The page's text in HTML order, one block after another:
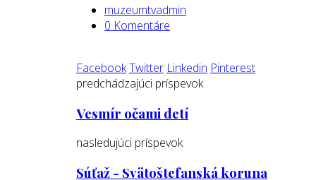
muzeumtvadmin
0 Komentáre
FacebookTwitter Linkedin Pinterest
predchádzajúci príspevok
Vesmír očami detí
nasledujúci príspevok
Súťaž - Svätoštefanská koruna